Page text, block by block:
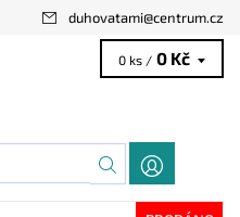
duhovatami@centrum.cz
0 ks / 0 Kč